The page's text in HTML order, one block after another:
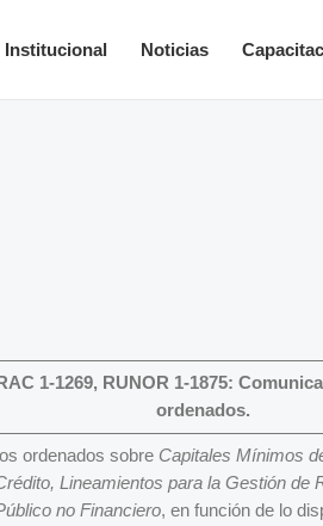
Institucional Noticias
1-1269, RUNOR 1-1875:
ordenados.
ordenados sobre Capitales Mínimos
Lineamientos para la Gestión de
no Financiero, en función de lo